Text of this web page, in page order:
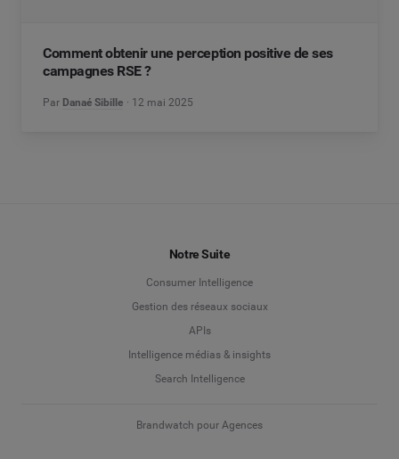
Comment obtenir une perception positive de ses
campagnes RSE ?
Par Danaé Sibille 12 mai 2025
Notre Suite
Consumer Intelligence
Gestion des réseaux sociaux
APIs
Intelligence médias & insights
Search Intelligence
Brandwatch pour Agences